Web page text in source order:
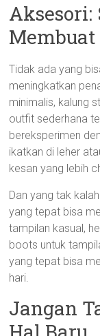
Tidak ada yang
meningkatkan
minimalis, kalung
outfit sederhana
bereksperimen
ikatkan di leher
kesan yang lebih
Dan yang tak
yang tepat bisa
tampilan kasual,
boots untuk
yang tepat bisa
hari.
Jangan